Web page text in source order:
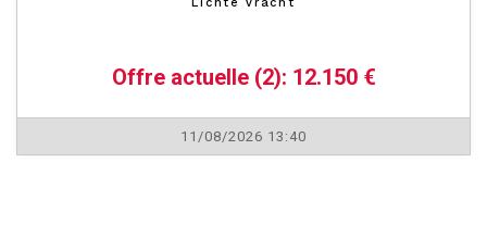
Offre actuelle (2): 12.150 €
11/08/2026 13:40